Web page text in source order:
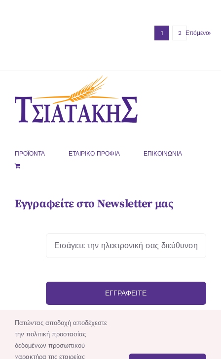
1 2 Επόμενο
ΠΡΟΪΟΝΤΑ ΕΤΑΙΡΙΚΟ ΠΡΟΦΙΛ ΕΠΙΚΟΙΝΩΝΙΑ
Εγγραφείτε στο Newsletter μας
ΕΓΓΡΑΦΕΊΤΕ
Πατώντας αποδοχή αποδέχεστε
την πολιτική προστασίας
δεδομένων προσωπικού
χαρακτήρα της εταιρείας